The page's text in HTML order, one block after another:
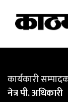
कार्यकारी
नेत्र पी. अधिकारी